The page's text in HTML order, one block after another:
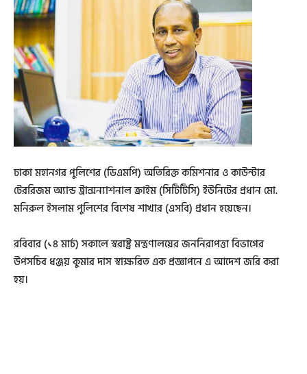
ঢাকা মহানগর পুলিশের (ডিএমপি) অতিরিক্ত কমিশনার ও কাউন্টার
টেররিজম অ্যান্ড ট্রান্সন্যাশনাল ক্রাইম (সিটিটিসি) ইউনিটের প্রধান মো.
মনিরুল ইসলাম পুলিশের বিশেষ শাখার (এসবি) প্রধান হয়েছেন।
রবিবার (১৪ মার্চ) সকালে স্বরাষ্ট্র মন্ত্রণালয়ের জননিরাপত্তা বিভাগের
উপসচিব ধঞ্জয় কুমার দাস স্বাক্ষরিত এক প্রজ্ঞাপনে এ আদেশ জরি করা
হয়।